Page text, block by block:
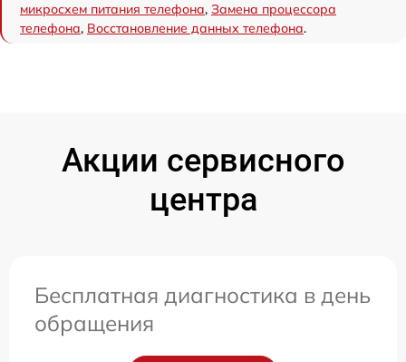
микросхем питания телефона, Замена процессора
телефона, Восстановление данных телефона.
Акции сервисного
центра
Бесплатная диагностика в день
обращения